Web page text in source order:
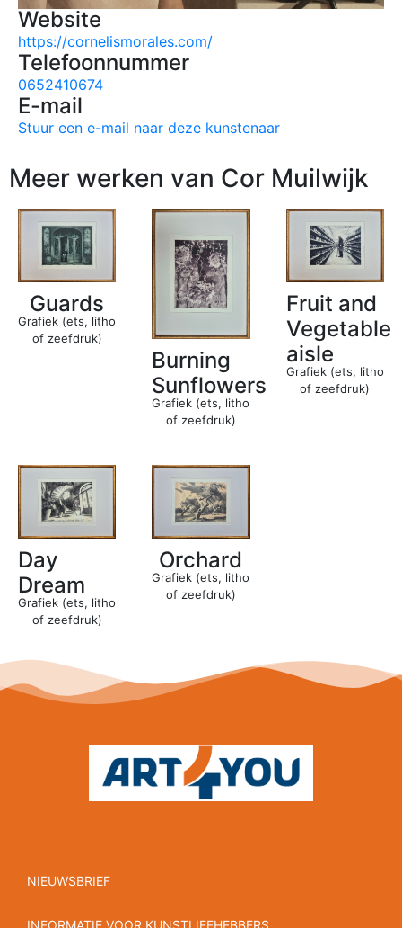
Website
https://cornelismorales.com/
Telefoonnummer
0652410674
E-mail
Stuur een e-mail naar deze kunstenaar
Meer werken van Cor Muilwijk
Guards
Grafiek (ets, litho
of zeefdruk)
Burning
Sunflowers
Grafiek (ets, litho
of zeefdruk)
Fruit and
Vegetable
aisle
Grafiek (ets, litho
of zeefdruk)
Day
Dream
Grafiek (ets, litho
of zeefdruk)
Orchard
Grafiek (ets, litho
of zeefdruk)
NIEUWSBRIEF
INFORMATIE VOOR KUNSTLIEFHEBBERS